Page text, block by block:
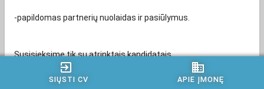
exit_to_app
SIŲSTI CV
business
APIE ĮMONĘ
-papildomas partnerių nuolaidas ir pasiūlymus.
Susisieksime tik su atrinktais kandidatais.
Atsiliepdami į karjeros skelbimą ir pateikdami savo CV, Jūs